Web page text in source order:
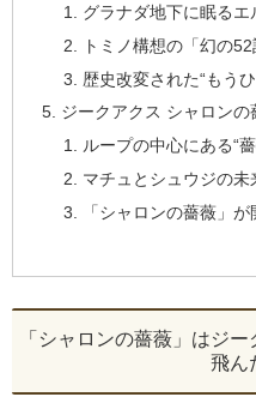
グラナダ地下に眠る
トミノ構想の「幻の
歴史改変された“もう
ジークアクス シャロンの
ループの中心にある“
マチュとシュウジの
「シャロンの薔薇」
「シャロンの薔薇」はジ
飛ん